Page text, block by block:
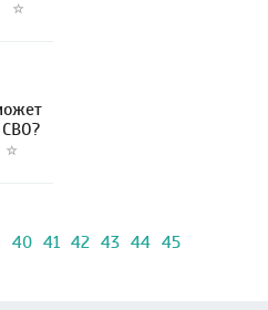
40 41 42 43 44 45